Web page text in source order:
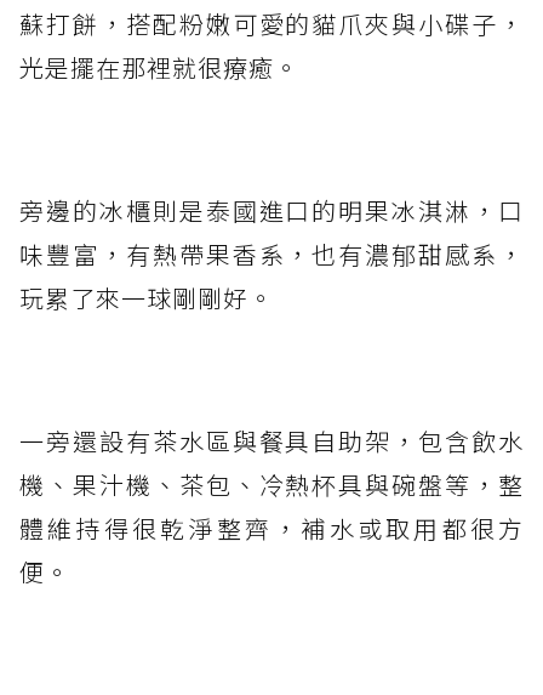
蘇打餅，搭配粉嫩可愛的貓爪夾與小碟子，
光是擺在那裡就很療癒。
旁邊的冰櫃則是泰國進口的明果冰淇淋，口
味豐富，有熱帶果香系，也有濃郁甜感系，
玩累了來一球剛剛好。
一旁還設有茶水區與餐具自助架，包含飲水
機、果汁機、茶包、冷熱杯具與碗盤等，整
體維持得很乾淨整齊，補水或取用都很方
便。